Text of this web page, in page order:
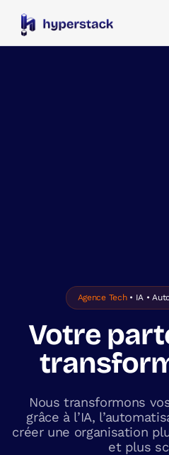
Agence Tech• IA •
Votre
Nous transformons
grâce à l’IA,
créer une organisation
et plus